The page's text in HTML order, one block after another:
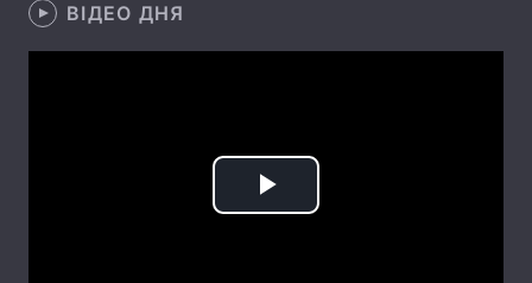
Регіони
ВІДЕО ДНЯ
Play